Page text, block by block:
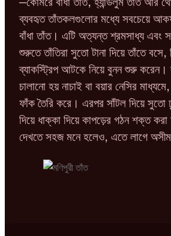
ব্যবহৃত তাঁতকলগুলোর মধ্যে সবচেয়ে
বাঁধা তাঁত। এটি অত্যন্ত শ্রমসাধ্য এবং
শুরুতে তাঁতিরা সুতো টানা দিয়ে তাঁতে বসে,
ব্যাকস্ট্রিপ আটকে নিয়ে বুনন শুরু
চালানো হয় নাচাই বা বয়ার নেসির
ফাঁক তৈরি করে। এরপর সাঁটল দিয়ে সুতো
দিয়ে ধাক্কা দিয়ে কাপড়ের গঠন শক্ত
দেখতে সহজ মনে হলেও, এতে লাগে অসীম